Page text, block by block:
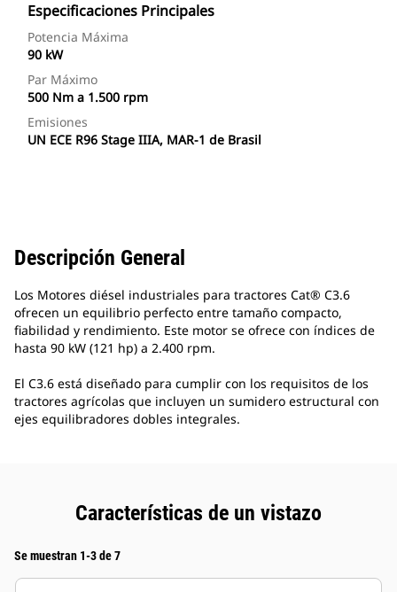
Especificaciones Principales
Potencia Máxima
90 kW
Par Máximo
500 Nm a 1.500 rpm
Emisiones
UN ECE R96 Stage IIIA, MAR-1 de Brasil
Descripción General
Los Motores diésel industriales para tractores Cat® C3.6
ofrecen un equilibrio perfecto entre tamaño compacto,
fiabilidad y rendimiento. Este motor se ofrece con índices de
hasta 90 kW (121 hp) a 2.400 rpm.
El C3.6 está diseñado para cumplir con los requisitos de los
tractores agrícolas que incluyen un sumidero estructural con
ejes equilibradores dobles integrales.
Características de un vistazo
Se muestran 1-3 de 7